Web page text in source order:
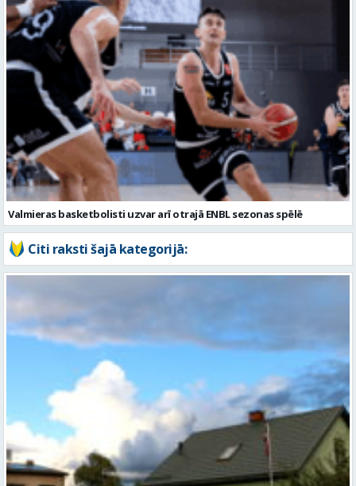
Valmieras basketbolisti uzvar arī otrajā ENBL sezonas spēlē
Citi raksti šajā kategorijā: